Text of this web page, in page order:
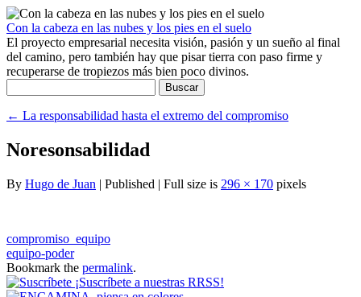
Con la cabeza en las nubes y los pies en el suelo
El proyecto empresarial necesita visión, pasión y un sueño al final
del camino, pero también hay que pisar tierra con paso firme y
recuperarse de tropiezos más bien poco divinos.
← La responsabilidad hasta el extremo del compromiso
Noresonsabilidad
By Hugo de Juan | Published | Full size is 296 × 170 pixels
compromiso_equipo
equipo-poder
Bookmark the permalink.
¡Suscríbete a nuestras RRSS!